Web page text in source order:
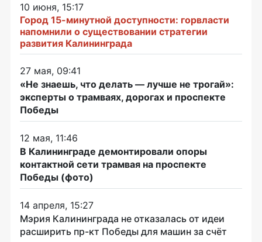
10 июня, 15:17
Город 15-минутной доступности: горвласти
напомнили о существовании стратегии
развития Калининграда
27 мая, 09:41
«Не знаешь, что делать — лучше не трогай»:
эксперты о трамваях, дорогах и проспекте
Победы
12 мая, 11:46
В Калининграде демонтировали опоры
контактной сети трамвая на проспекте
Победы (фото)
14 апреля, 15:27
Мэрия Калининграда не отказалась от идеи
расширить пр-кт Победы для машин за счёт